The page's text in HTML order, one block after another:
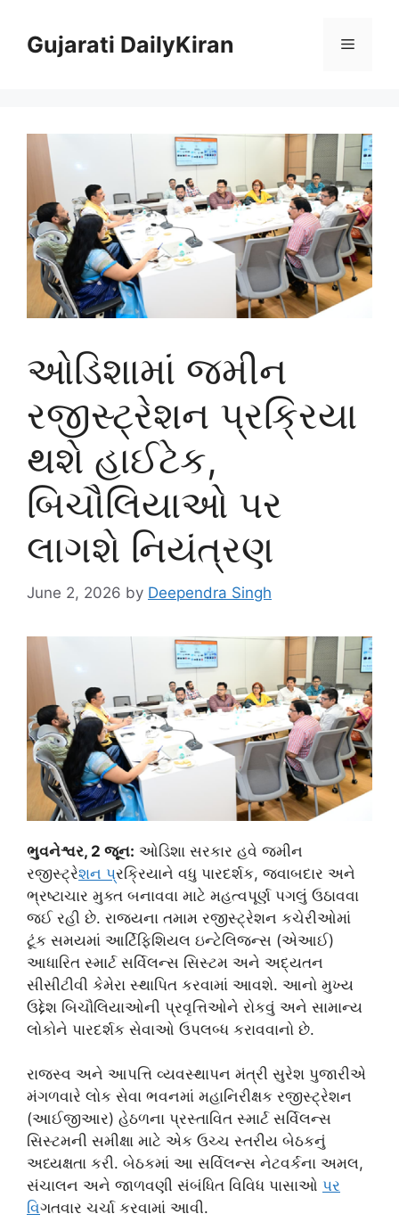
contentGujarati DailyKiran Menu
ઓડિશામાં જમીન
રજીસ્ટ્રેશન પ્રક્રિયા
થશે હાઈટેક,
બિચૌલિયાઓ પર
લાગશે નિયંત્રણ
June 2, 2026 by Deependra Singh
ભુવનેશ્વર, 2 જૂન: ઓડિશા સરકાર હવે જમીન
રજીસ્ટ્રેશન પ્રક્રિયાને વધુ પારદર્શક, જવાબદાર અને
ભ્રષ્ટાચાર મુક્ત બનાવવા માટે મહત્વપૂર્ણ પગલું ઉઠાવવા
જઈ રહી છે. રાજ્યના તમામ રજીસ્ટ્રેશન કચેરીઓમાં
ટૂંક સમયમાં આર્ટિફિશિયલ ઇન્ટેલિજન્સ (એઆઈ)
આધારિત સ્માર્ટ સર્વિલન્સ સિસ્ટમ અને અદ્યતન
સીસીટીવી કેમેરા સ્થાપિત કરવામાં આવશે. આનો મુખ્ય
ઉદ્દેશ બિચૌલિયાઓની પ્રવૃત્તિઓને રોકવું અને સામાન્ય
લોકોને પારદર્શક સેવાઓ ઉપલબ્ધ કરાવવાનો છે.
રાજસ્વ અને આપત્તિ વ્યવસ્થાપન મંત્રી સુરેશ પુજારીએ
મંગળવારે લોક સેવા ભવનમાં મહાનિરીક્ષક રજીસ્ટ્રેશન
(આઈજીઆર) હેઠળના પ્રસ્તાવિત સ્માર્ટ સર્વિલન્સ
સિસ્ટમની સમીક્ષા માટે એક ઉચ્ચ સ્તરીય બેઠકનું
અધ્યક્ષતા કરી. બેઠકમાં આ સર્વિલન્સ નેટવર્કના અમલ,
સંચાલન અને જાળવણી સંબંધિત વિવિધ પાસાઓ પર
વિગતવાર ચર્ચા કરવામાં આવી.